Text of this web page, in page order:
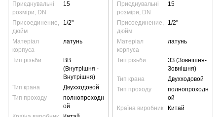
Приєднувальні
розміри, DN
15
Присоединение,
дюйм
1/2"
Матеріал
корпуса
латунь
Тип різьби
ВВ
(Внутрішня -
Внутрішня)
Тип крана
Двухходовой
Тип проходу
полнопроходн
ой
Приєднувальні
розміри, DN
15
Присоединение,
дюйм
1/2"
Матеріал
корпуса
латунь
Тип різьби
ЗЗ (Зовнішня-
Зовнішня)
Тип крана
Двухходовой
Тип проходу
полнопроходн
ой
Країна виробник
Китай